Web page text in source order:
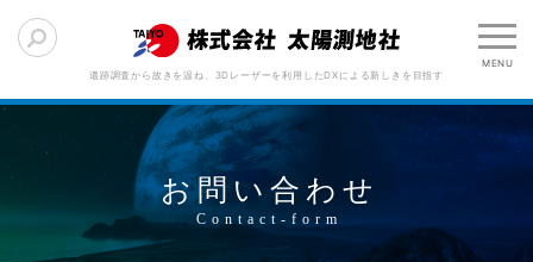
遺跡調査から故きを温ね、3Dレーザーを利用したDXによる新しきを目指す
お問い合わせ